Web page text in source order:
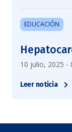
EDUCACIÓN
10 julio, 2025 -
Leer noticia